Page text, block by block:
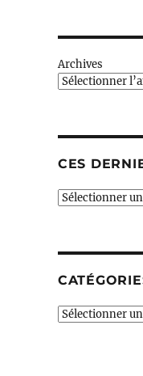
Archives
CES
Ces
Catégories